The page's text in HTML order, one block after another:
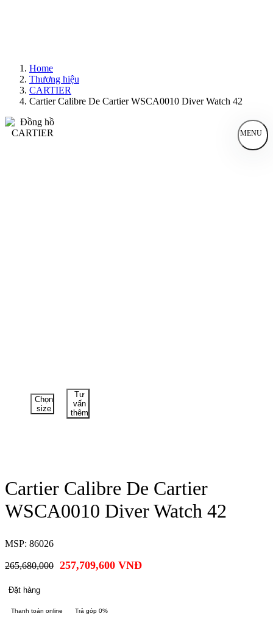
Home
Thương hiệu
CARTIER
Cartier Calibre De Cartier WSCA0010 Diver Watch 42
MENU
Chọn
size
Tư
vấn
thêm
Cartier Calibre De Cartier
WSCA0010 Diver Watch 42
MSP: 86026
265,680,000 257,709,600 VNĐ
Đặt hàng
Thanh toán online Trả góp 0%